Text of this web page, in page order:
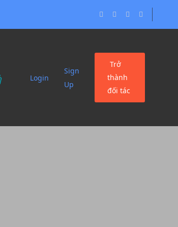
Login
Sign
Up
Trở
thành
đối tác